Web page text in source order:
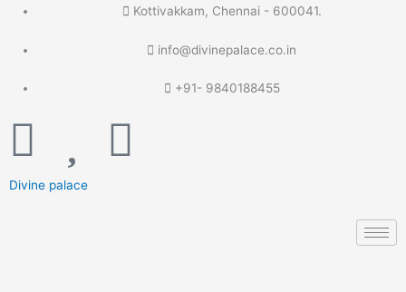
content
Kottivakkam, Chennai - 600041.
info@divinepalace.co.in
+91- 9840188455
U
s e
S
Divine palace